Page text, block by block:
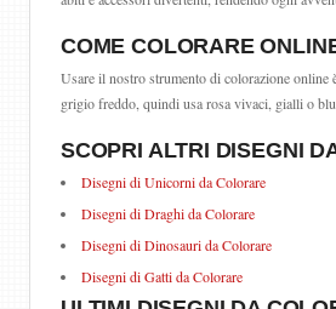
COME COLORARE
Usare il nostro strumento di colorazione online
grigio freddo, quindi usa rosa vivaci, gialli o
SCOPRI ALTRI DISEGNI
Disegni di Unicorni da Colorare
Disegni di Draghi da Colorare
Disegni di Dinosauri da Colorare
Disegni di Gatti da Colorare